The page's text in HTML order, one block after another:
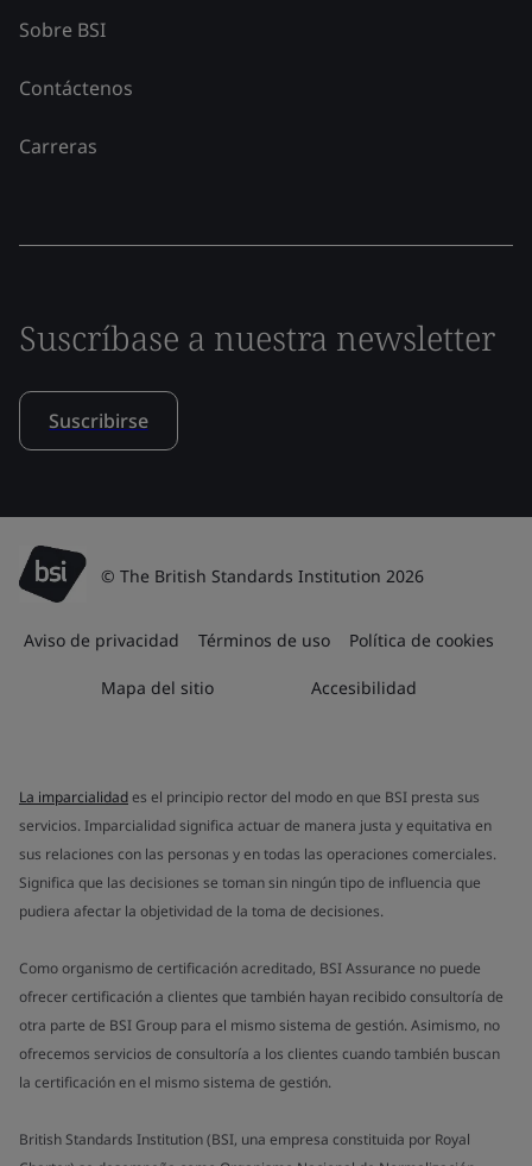
Sobre BSI
Contáctenos
Carreras
Suscríbase a nuestra newsletter
Suscribirse
© The British Standards Institution 2026
Aviso de privacidad Términos de uso Política de cookies
Mapa del sitio Accesibilidad
La imparcialidades el principio rector del modo en que BSI presta sus
servicios. Imparcialidad significa actuar de manera justa y equitativa en
sus relaciones con las personas y en todas las operaciones comerciales.
Significa que las decisiones se toman sin ningún tipo de influencia que
pudiera afectar la objetividad de la toma de decisiones.
Como organismo de certificación acreditado, BSI Assurance no puede
ofrecer certificación a clientes que también hayan recibido consultoría de
otra parte de BSI Group para el mismo sistema de gestión. Asimismo, no
ofrecemos servicios de consultoría a los clientes cuando también buscan
la certificación en el mismo sistema de gestión.
British Standards Institution (BSI, una empresa constituida por Royal